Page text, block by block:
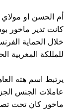
أم الحسن او
كانت تدير ماخور
خلال الحماية
للمللكة المغربية
يرتبط اسم هته
عاملات الجنس
ماخور كان تحت